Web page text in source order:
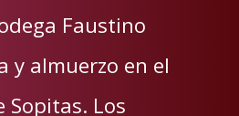
Faustino
y almuerzo en el
Sopitas. Los